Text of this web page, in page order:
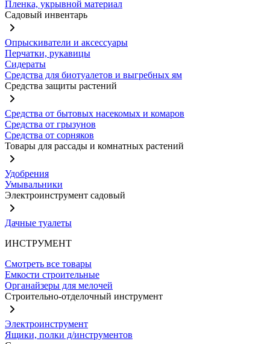
Пленка, укрывной материал
Садовый инвентарь
Опрыскиватели и аксессуары
Перчатки, рукавицы
Сидераты
Средства для биотуалетов и выгребных ям
Средства защиты растений
Средства от бытовых насекомых и комаров
Средства от грызунов
Средства от сорняков
Товары для рассады и комнатных растений
Удобрения
Умывальники
Электроинструмент садовый
Дачные туалеты
ИНСТРУМЕНТ
Смотреть все товары
Емкости строительные
Органайзеры для мелочей
Строительно-отделочный инструмент
Электроинструмент
Ящики, полки д/инструментов